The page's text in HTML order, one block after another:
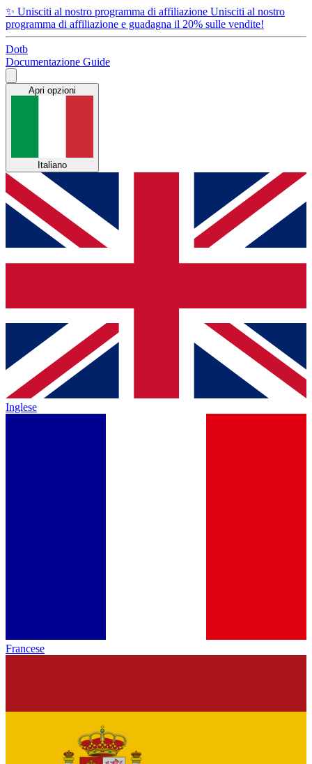
✨ Unisciti al nostro programma di affiliazione Unisciti al nostro
programma di affiliazione e guadagna il 20% sulle vendite!
Dotb
Documentazione Guide
Apri opzioni
Italiano
Inglese
Francese